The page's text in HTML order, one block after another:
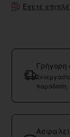
Έχετε
Γρήγορη
παράδοση.